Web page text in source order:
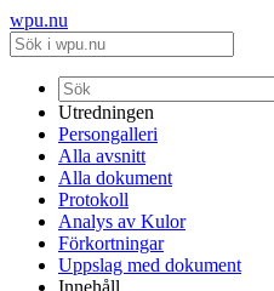
wpu.nu
Utredningen
Persongalleri
Alla avsnitt
Alla dokument
Protokoll
Analys av Kulor
Förkortningar
Uppslag med dokument
Innehåll